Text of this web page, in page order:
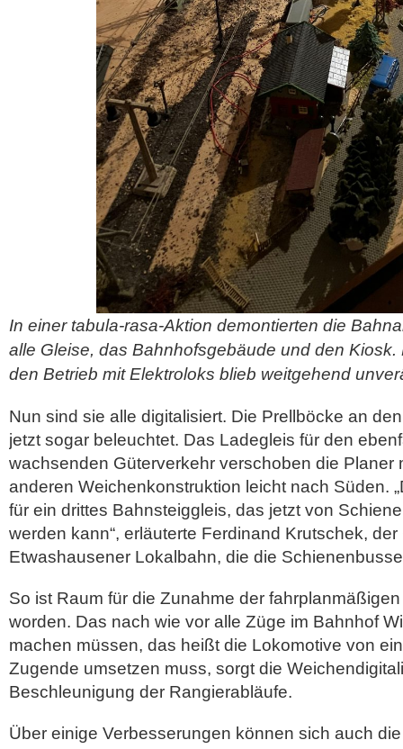
In einer tabula-rasa-Aktion demontierten die
alle Gleise, das Bahnhofsgebäude und den Kiosk.
den Betrieb mit Elektroloks blieb weitgehend
Nun sind sie alle digitalisiert. Die Prellböcke an
jetzt sogar beleuchtet. Das Ladegleis für den
wachsenden Güterverkehr verschoben die Planer
anderen Weichenkonstruktion leicht nach Süden.
für ein drittes Bahnsteiggleis, das jetzt von
werden kann“, erläuterte Ferdinand Krutschek, der
Etwashausener Lokalbahn, die die
So ist Raum für die Zunahme der
worden. Das nach wie vor alle Züge im Bahnhof
machen müssen, das heißt die Lokomotive von
Zugende umsetzen muss, sorgt die
Beschleunigung der Rangierabläufe.
Über einige Verbesserungen können sich auch